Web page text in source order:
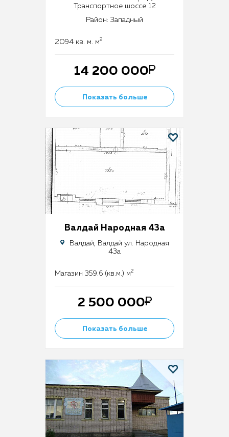
Транспортное шоссе 12
Район: Западный
2094 кв. м. м2
14 200 000
Показать больше
Валдай Народная 43а
Валдай, Валдай ул. Народная
43а
Магазин 359.6 (кв.м.) м2
2 500 000
Показать больше